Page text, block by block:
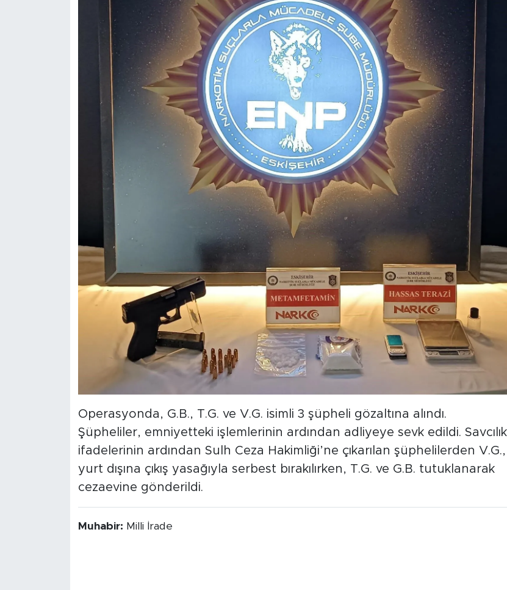
Operasyonda, G.B., T.G. ve V.G. isimli 3 şüpheli gözaltına alındı.
Şüpheliler, emniyetteki işlemlerinin ardından adliyeye sevk edildi. Savcılık
ifadelerinin ardından Sulh Ceza Hakimliği’ne çıkarılan şüphelilerden V.G.,
yurt dışına çıkış yasağıyla serbest bırakılırken, T.G. ve G.B. tutuklanarak
cezaevine gönderildi.
Muhabir: Milli İrade